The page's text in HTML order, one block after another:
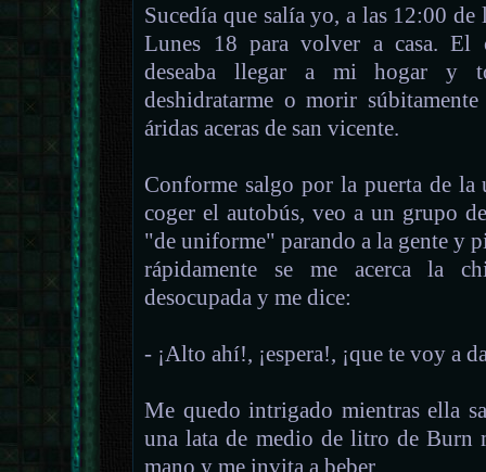
Sucedía que salía yo, a las 12:00
Lunes 18 para volver a casa. El
deseaba llegar a mi hogar y
deshidratarme o morir
áridas aceras de san vicente.
Conforme salgo por la puerta de
coger el autobús, veo a un grupo
"de uniforme" parando a la gente y
rápidamente se me acerca la
desocupada y me dice:
- ¡Alto ahí!, ¡espera!, ¡que te voy a
Me quedo intrigado mientras ella
una lata de medio de litro de Burn
mano y me invita a beber.